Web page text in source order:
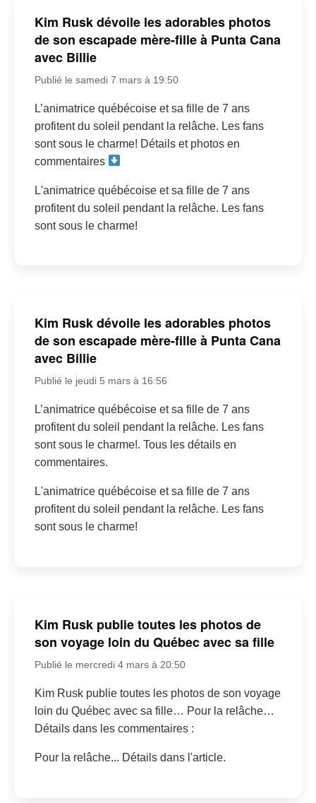
Kim Rusk dévoile les adorables photos
de son escapade mère-fille à Punta Cana
avec Billie
Publié le samedi 7 mars à 19:50
L’animatrice québécoise et sa fille de 7 ans
profitent du soleil pendant la relâche. Les fans
sont sous le charme! Détails et photos en
commentaires
L'animatrice québécoise et sa fille de 7 ans
profitent du soleil pendant la relâche. Les fans
sont sous le charme!
Kim Rusk dévoile les adorables photos
de son escapade mère-fille à Punta Cana
avec Billie
Publié le jeudi 5 mars à 16:56
L’animatrice québécoise et sa fille de 7 ans
profitent du soleil pendant la relâche. Les fans
sont sous le charme!. Tous les détails en
commentaires.
L'animatrice québécoise et sa fille de 7 ans
profitent du soleil pendant la relâche. Les fans
sont sous le charme!
Kim Rusk publie toutes les photos de
son voyage loin du Québec avec sa fille
Publié le mercredi 4 mars à 20:50
Kim Rusk publie toutes les photos de son voyage
loin du Québec avec sa fille… Pour la relâche…
Détails dans les commentaires :
Pour la relâche... Détails dans l'article.